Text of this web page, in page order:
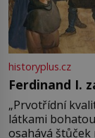
historyplus.cz
Ferdinand I.
„Prvotřídní
látkami
osahává štůček